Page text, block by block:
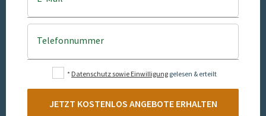
Telefonnummer
* Datenschutz sowie Einwilligung gelesen & erteilt
JETZT KOSTENLOS ANGEBOTE ERHALTEN